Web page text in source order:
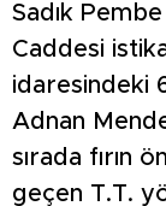
Sadık
Caddesi
idaresindeki
Adnan
sırada fırın
geçen T.T.